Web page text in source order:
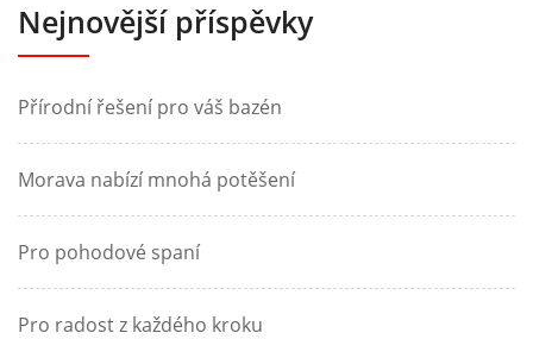
Nejnovější příspěvky
Přírodní řešení pro váš bazén
Morava nabízí mnohá potěšení
Pro pohodové spaní
Pro radost z každého kroku